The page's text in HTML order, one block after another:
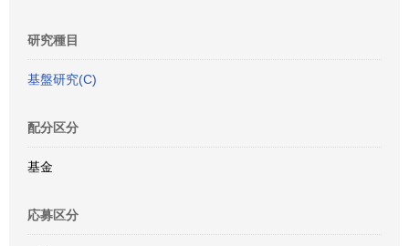
研究種目
基盤研究(C)
配分区分
基金
応募区分